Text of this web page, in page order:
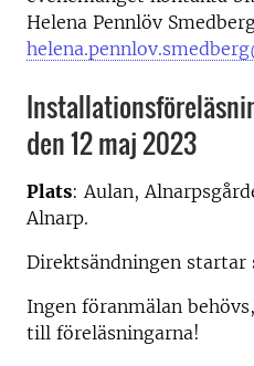
Helena Pennlöv
den 12 maj 2023
Plats: Aulan,
Alnarp.
Direktsändningen startar
Ingen föranmälan
till föreläsningarna!